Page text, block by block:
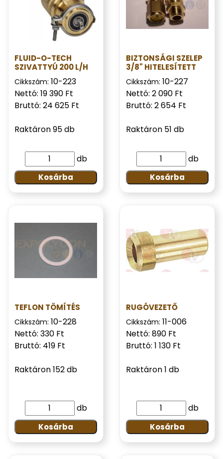
FLUID-O-TECH
SZIVATTYÚ 200 L/H
Cikkszám: 10-223
Nettó: 19 390 Ft
Bruttó: 24 625 Ft
Raktáron 95 db
db
Kosárba
BIZTONSÁGI SZELEP
3/8" HITELESÍTETT
Cikkszám: 10-227
Nettó: 2 090 Ft
Bruttó: 2 654 Ft
Raktáron 51 db
db
Kosárba
TEFLON TÖMÍTÉS
Cikkszám: 10-228
Nettó: 330 Ft
Bruttó: 419 Ft
Raktáron 152 db
db
Kosárba
RUGÓVEZETŐ
Cikkszám: 11-006
Nettó: 890 Ft
Bruttó: 1 130 Ft
Raktáron 1 db
db
Kosárba